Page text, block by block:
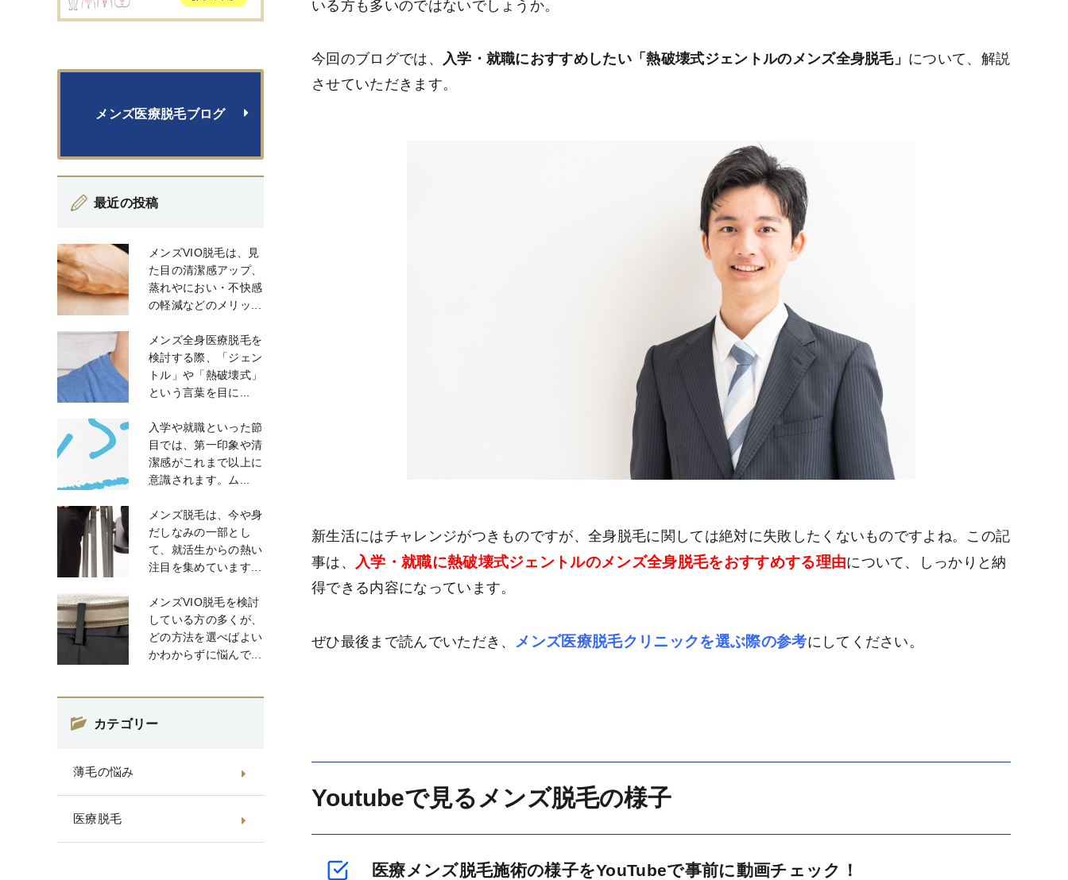
いる方も多いのではないでしょうか。
今回のブログでは、 入学・就職におすすめしたい「熱破壊式ジェントルのメンズ全身脱毛」 について、解説
させていただきます。
新生活にはチャレンジがつきものですが、全身脱毛に関しては絶対に失敗したくないものですよね。この記
事は、
入学・就職に熱破壊式ジェントルのメンズ全身脱毛をおすすめする理由について、しっかりと納
得できる内容になっています。
ぜひ最後まで読んでいただき、 メンズ医療脱毛クリニックを選ぶ際の参考にしてください。
Youtubeで見るメンズ脱毛の様子
医療メンズ脱毛施術の様子をYouTubeで事前に動画チェック！
メンズ医療脱毛ブログ
最近の投稿
メンズVIO脱毛は、見
た目の清潔感アップ、
蒸れやにおい・不快感
の軽減などのメリッ...
メンズ全身医療脱毛を
検討する際、「ジェン
トル」や「熱破壊式」
という言葉を目に...
入学や就職といった節
目では、第一印象や清
潔感がこれまで以上に
意識されます。ム...
メンズ脱毛は、今や身
だしなみの一部とし
て、就活生からの熱い
注目を集めています...
メンズVIO脱毛を検討
している方の多くが、
どの方法を選べばよい
かわからずに悩んで...
カテゴリー
薄毛の悩み
医療脱毛